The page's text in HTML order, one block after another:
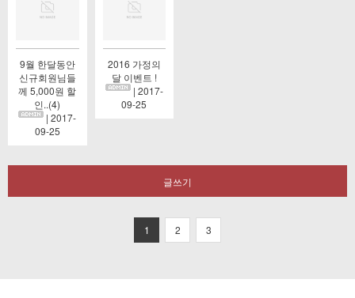
9월 한달동안
신규회원님들
께 5,000원 할
인..(4)
| 2017-
09-25
2016 가정의
달 이벤트 !
| 2017-
09-25
글쓰기
1 2 3